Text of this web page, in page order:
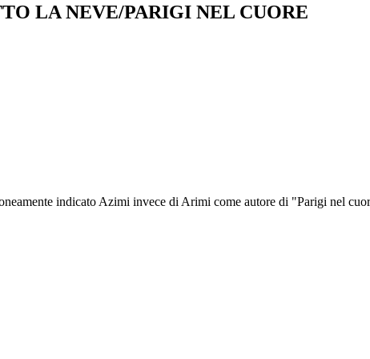
LA NEVE/PARIGI NEL CUORE
indicato Azimi invece di Arimi come autore di "Parigi nel